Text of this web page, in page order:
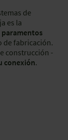
es uno de los
modular.
elemento clave
obra de los
no incluyen la
Wieland
el
de
es la
de fabricación.
construcción -
conexión.